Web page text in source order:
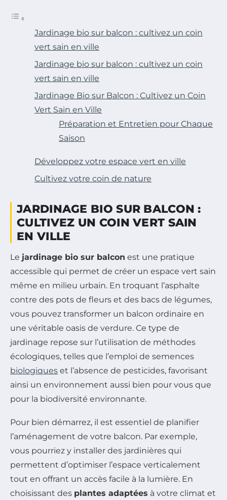
Jardinage bio sur balcon : cultivez un coin
vert sain en ville
Jardinage bio sur balcon : cultivez un coin
vert sain en ville
Jardinage Bio sur Balcon : Cultivez un Coin
Vert Sain en Ville
Préparation et Entretien pour Chaque
Saison
Développez votre espace vert en ville
Cultivez votre coin de nature
JARDINAGE BIO SUR BALCON :
CULTIVEZ UN COIN VERT SAIN
EN VILLE
Le jardinage bio sur balcon est une pratique
accessible qui permet de créer un espace vert sain
même en milieu urbain. En troquant l’asphalte
contre des pots de fleurs et des bacs de légumes,
vous pouvez transformer un balcon ordinaire en
une véritable oasis de verdure. Ce type de
jardinage repose sur l’utilisation de méthodes
écologiques, telles que l’emploi de semences
biologiques et l’absence de pesticides, favorisant
ainsi un environnement aussi bien pour vous que
pour la biodiversité environnante.
Pour bien démarrez, il est essentiel de planifier
l’aménagement de votre balcon. Par exemple,
vous pourriez y installer des jardinières qui
permettent d’optimiser l’espace verticalement
tout en offrant un accès facile à la lumière. En
choisissant des plantes adaptées à votre climat et